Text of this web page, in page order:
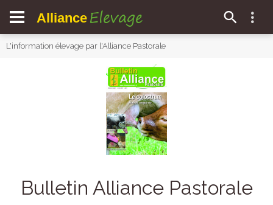
Alliance Elevage
L'information élevage par l'Alliance Pastorale
Bulletin Alliance Pastorale